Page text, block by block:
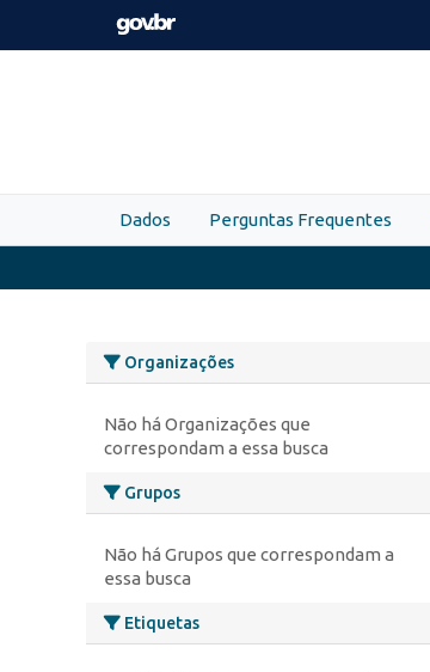
Skip to main content
Dados Perguntas Frequentes
Organizações
Não há Organizações que
correspondam a essa busca
Grupos
Não há Grupos que correspondam a
essa busca
Etiquetas